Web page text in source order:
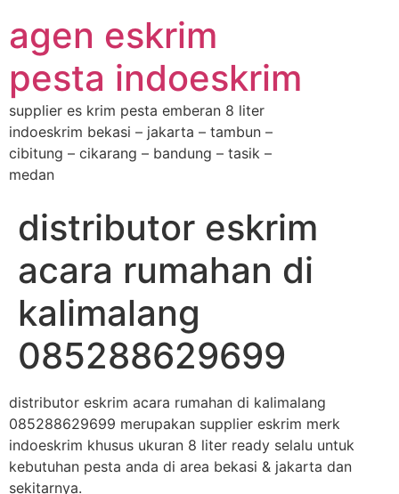
agen eskrim
pesta indoeskrim
supplier es krim pesta emberan 8 liter
indoeskrim bekasi – jakarta – tambun –
cibitung – cikarang – bandung – tasik –
medan
distributor eskrim
acara rumahan di
kalimalang
085288629699
distributor eskrim acara rumahan di kalimalang
085288629699 merupakan supplier eskrim merk
indoeskrim khusus ukuran 8 liter ready selalu untuk
kebutuhan pesta anda di area bekasi & jakarta dan
sekitarnya.